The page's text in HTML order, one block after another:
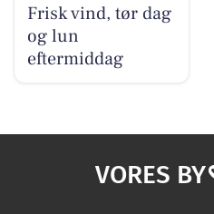
Frisk vind, tør dag
og lun
eftermiddag
VORES BY